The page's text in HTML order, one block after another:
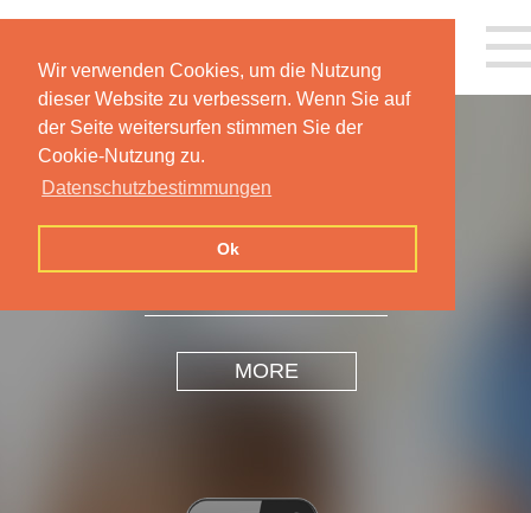
Wir verwenden Cookies, um die Nutzung
dieser Website zu verbessern. Wenn Sie auf
der Seite weitersurfen stimmen Sie der
Cookie-Nutzung zu.
Datenschutzbestimmungen
Ok
INSPIRATION
DESIGN
MORE